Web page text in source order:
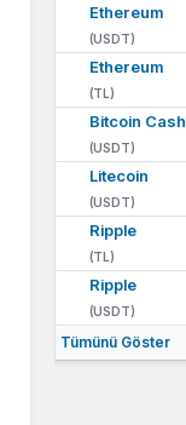
Ethereum
(USDT)
Ethereum
(TL)
Bitcoin Cash
(USDT)
Litecoin
(USDT)
Ripple
(TL)
Ripple
(USDT)
Tümünü Göster